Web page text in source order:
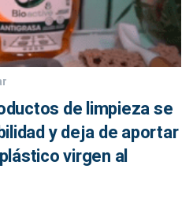
de limpieza se
y deja de aportar
virgen al